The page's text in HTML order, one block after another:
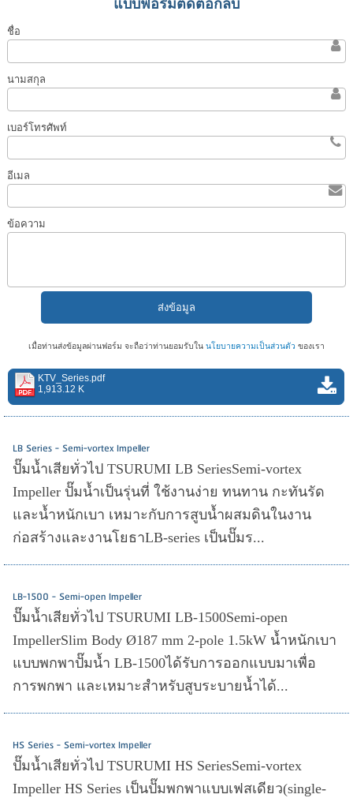
แบบฟอร์มติดต่อกลับ
ชื่อ
นามสกุล
เบอร์โทรศัพท์
อีเมล
ข้อความ
เมื่อท่านส่งข้อมูลผ่านฟอร์ม จะถือว่าท่านยอมรับในนโยบายความเป็นส่วนตัว ของเรา
KTV_Series.pdf
1,913.12 K
LB Series - Semi-vortex Impeller
ปั๊มน้ำเสียทั่วไป TSURUMI LB SeriesSemi-vortex
Impeller ปั๊มน้ำเป็นรุ่นที่ ใช้งานง่าย ทนทาน กะทันรัด
และน้ำหนักเบา เหมาะกับการสูบน้ำผสมดินในงาน
ก่อสร้างและงานโยธาLB-series เป็นปั๊มร...
LB-1500 - Semi-open Impeller
ปั๊มน้ำเสียทั่วไป TSURUMI LB-1500Semi-open
ImpellerSlim Body Ø187 mm 2-pole 1.5kW น้ำหนักเบา
แบบพกพาปั๊มน้ำ LB-1500ได้รับการออกแบบมาเพื่อ
การพกพา และเหมาะสำหรับสูบระบายน้ำได้...
HS Series - Semi-vortex Impeller
ปั๊มน้ำเสียทั่วไป TSURUMI HS SeriesSemi-vortex
Impeller HS Series เป็นปั๊มพกพาแบบเฟสเดียว(single-